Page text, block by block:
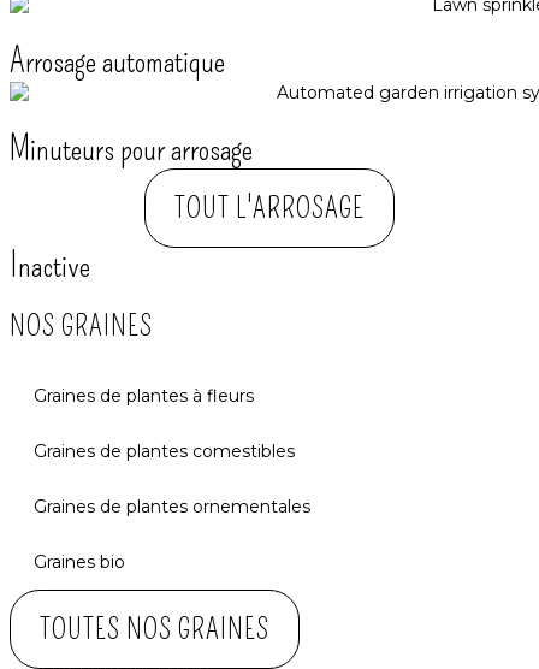
Arrosage automatique​
Minuteurs pour arrosage
TOUT L'ARROSAGE
Inactive
NOS GRAINES
Graines de plantes à fleurs
Graines de plantes comestibles
Graines de plantes ornementales
Graines bio
TOUTES NOS GRAINES